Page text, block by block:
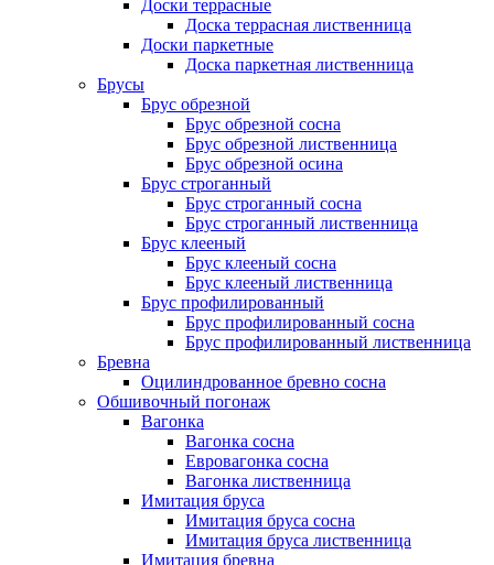
Доски террасные
Доска террасная лиственница
Доски паркетные
Доска паркетная лиственница
Брусы
Брус обрезной
Брус обрезной сосна
Брус обрезной лиственница
Брус обрезной осина
Брус строганный
Брус строганный сосна
Брус строганный лиственница
Брус клееный
Брус клееный сосна
Брус клееный лиственница
Брус профилированный
Брус профилированный сосна
Брус профилированный лиственница
Бревна
Оцилиндрованное бревно сосна
Обшивочный погонаж
Вагонка
Вагонка сосна
Евровагонка сосна
Вагонка лиственница
Имитация бруса
Имитация бруса сосна
Имитация бруса лиственница
Имитация бревна